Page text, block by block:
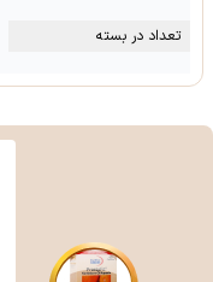
تعداد در بسته